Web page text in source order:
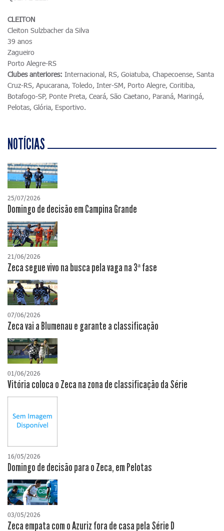
CLEITON
Cleiton Sulzbacher da Silva
39 anos
Zagueiro
Porto Alegre-RS
Clubes anteriores: Internacional, RS, Goiatuba, Chapecoense, Santa
Cruz-RS, Apucarana, Toledo, Inter-SM, Porto Alegre, Coritiba,
Botafogo-SP, Ponte Preta, Ceará, São Caetano, Paraná, Maringá,
Pelotas, Glória, Esportivo.
NOTÍCIAS
25/07/2026
Domingo de decisão em Campina Grande
21/06/2026
Zeca segue vivo na busca pela vaga na 3ª fase
07/06/2026
Zeca vai a Blumenau e garante a classificação
01/06/2026
Vitória coloca o Zeca na zona de classificação da Série
16/05/2026
Domingo de decisão para o Zeca, em Pelotas
03/05/2026
Zeca empata com o Azuriz fora de casa pela Série D